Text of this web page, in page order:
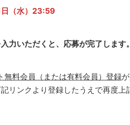
（水）23:59
力いただくと、応募が完了します。
無料会員（または有料会員）登録
リンクより登録したうえで再度上